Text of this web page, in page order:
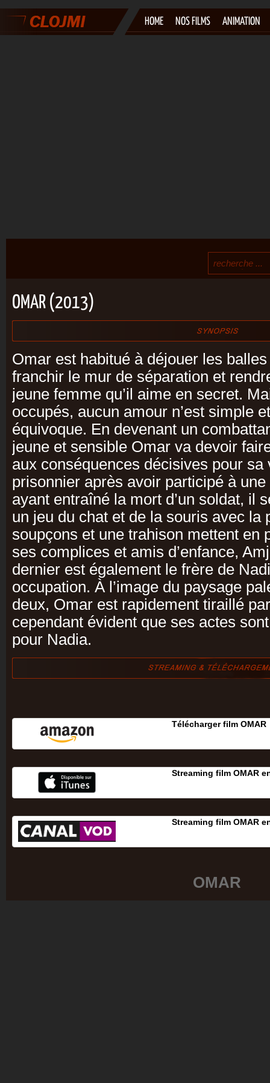
HOME NOS FILMS ANIMATION
OMAR (2013)
Omar est habitué à déjouer les
franchir le mur de séparation et
jeune femme qu’il aime en secret.
occupés, aucun amour n’est simple
équivoque. En devenant un
jeune et sensible Omar va devoir
aux conséquences décisives pour sa
prisonnier après avoir participé à
ayant entraîné la mort d’un soldat, il
un jeu du chat et de la souris avec la
soupçons et une trahison mettent en
ses complices et amis d’enfance,
dernier est également le frère de
occupation. À l’image du paysage
deux, Omar est rapidement tiraillé
cependant évident que ses actes
pour Nadia.
Télécharger film OMAR
Streaming film OMAR
Streaming film OMAR
OMAR